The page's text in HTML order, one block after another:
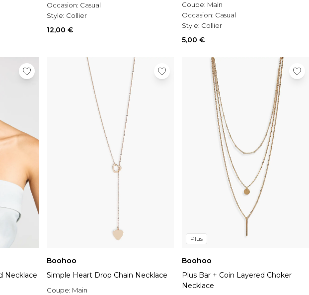
Occasion: Casual
Style: Collier
12,00 €
Coupe: Main
Occasion: Casual
Style: Collier
5,00 €
Necklace
Boohoo
Simple Heart Drop Chain Necklace
Coupe: Main
Plus
Boohoo
Plus Bar + Coin Layered Choker
Necklace